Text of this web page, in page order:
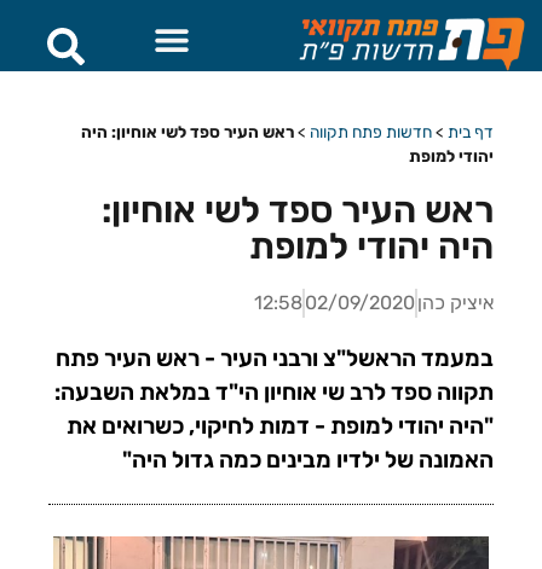
דף בית >חדשות פתח תקווה >ראש העיר ספד לשי אוחיון: היה
יהודי למופת
ראש העיר ספד לשי אוחיון:
היה יהודי למופת
איציק כהן 02/09/2020
12:58
במעמד הראשל"צ ורבני העיר - ראש העיר פתח
תקווה ספד לרב שי אוחיון הי"ד במלאת השבעה:
"היה יהודי למופת - דמות לחיקוי, כשרואים את
האמונה של ילדיו מבינים כמה גדול היה"